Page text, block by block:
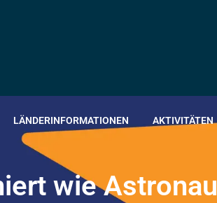
LÄNDERINFORMATIONEN AKTIVITÄTEN
iert wie Astronau